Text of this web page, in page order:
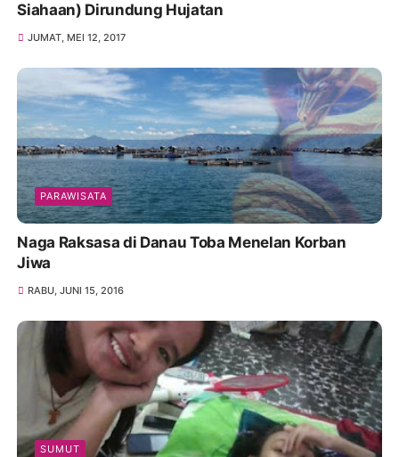
Siahaan) Dirundung Hujatan
JUMAT, MEI 12, 2017
PARAWISATA
Naga Raksasa di Danau Toba Menelan Korban
Jiwa
RABU, JUNI 15, 2016
SUMUT